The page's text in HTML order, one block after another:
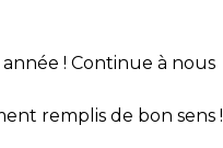
! Continue à nous
remplis de bon sens !